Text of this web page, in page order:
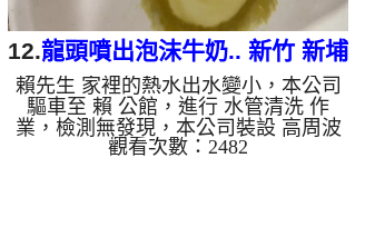
12.龍頭噴出泡沫牛奶.. 新竹 新埔
文德路 清洗水管
賴先生 家裡的熱水出水變小，本公司
驅車至 賴 公館，進行 水管清洗 作
業，檢測無發現，本公司裝設 高周波
水管清洗機，灌入 檸檬酸 至水管，等
觀看次數：2482